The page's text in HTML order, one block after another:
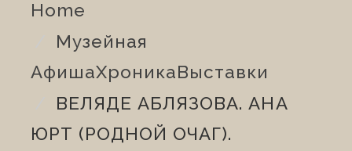
Home
Музейная
АфишаХроникаВыставки
ВЕЛЯДЕ АБЛЯЗОВА. АНА
ЮРТ (РОДНОЙ ОЧАГ).